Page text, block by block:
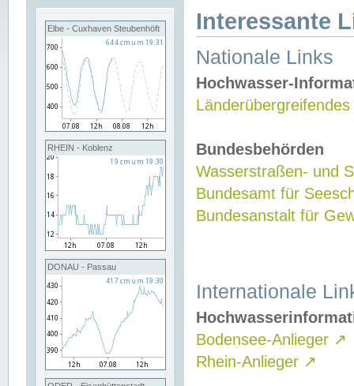
Elbe - Cuxhaven Steubenhöft
RHEIN - Koblenz
DONAU - Passau
Interessante
Nationale Links
Hochwasser-
Bundesbehörden
Wasserstraßen- und
Bundesamt für
Bundesanstalt für
Internationale
Bodensee-Anlieger ↗
Rhein-Anlieger ↗